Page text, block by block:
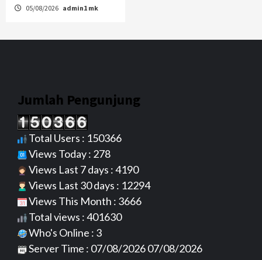
05/08/2026 admin1 mk
Jumlah Pengunjung
Total Users : 150366
Views Today : 278
Views Last 7 days : 4190
Views Last 30 days : 12294
Views This Month : 3666
Total views : 401630
Who's Online : 3
Server Time : 07/08/2026 07/08/2026